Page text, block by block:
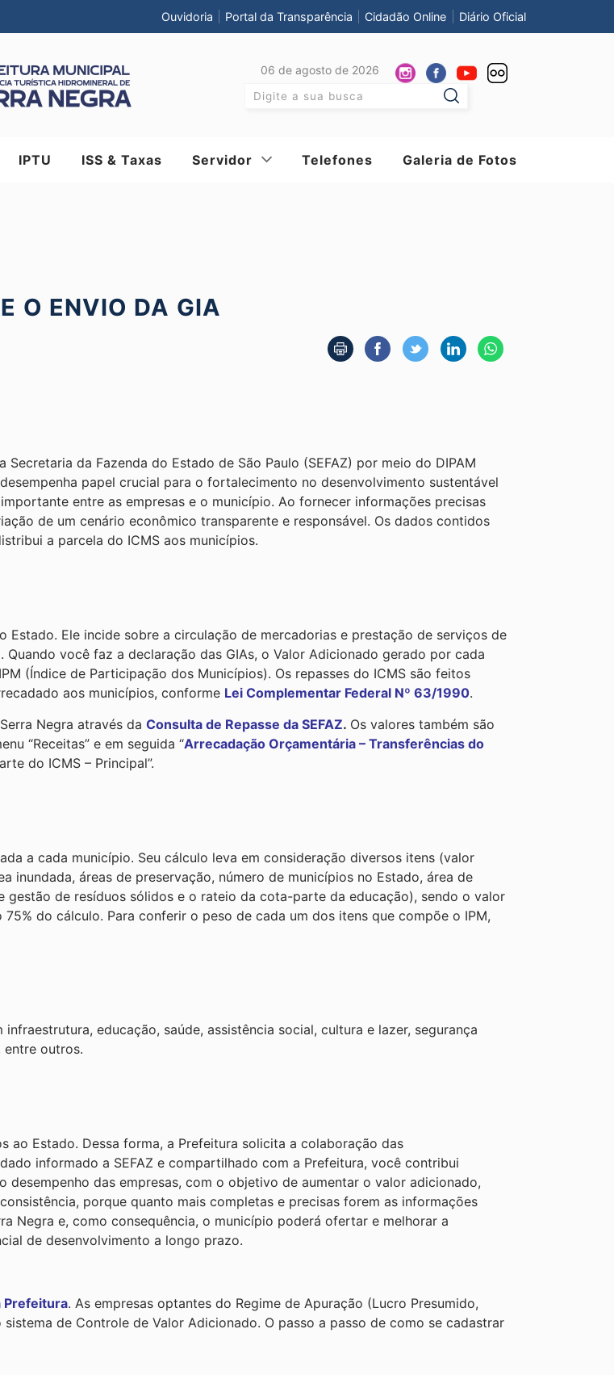
Ouvidoria Portal da Transparência Cidadão Online Diário Oficial
06 de agosto de 2026
IPTU ISS & Taxas Servidor Telefones Galeria de Fotos
O ENVIO DA GIA
da Fazenda do Estado de São Paulo (SEFAZ) por meio do DIPAM
papel crucial para o fortalecimento no desenvolvimento sustentável
entre as empresas e o município. Ao fornecer informações precisas
de um cenário econômico transparente e responsável. Os dados contidos
a parcela do ICMS aos municípios.
Estado. Ele incide sobre a circulação de mercadorias e prestação de serviços de
você faz a declaração das GIAs, o Valor Adicionado gerado por cada
(Índice de Participação dos Municípios). Os repasses do ICMS são feitos
aos municípios, conforme Lei Complementar Federal Nº 63/1990.
Negra através da Consulta de Repasse da SEFAZ. Os valores também são
“Receitas” e em seguida “Arrecadação Orçamentária – Transferências do
do ICMS – Principal”.
a cada município. Seu cálculo leva em consideração diversos itens (valor
inundada, áreas de preservação, número de municípios no Estado, área de
de resíduos sólidos e o rateio da cota-parte da educação), sendo o valor
do cálculo. Para conferir o peso de cada um dos itens que compõe o IPM,
educação, saúde, assistência social, cultura e lazer, segurança
entre outros.
ao Estado. Dessa forma, a Prefeitura solicita a colaboração das
informado a SEFAZ e compartilhado com a Prefeitura, você contribui
desempenho das empresas, com o objetivo de aumentar o valor adicionado,
porque quanto mais completas e precisas forem as informações
Negra e, como consequência, o município poderá ofertar e melhorar a
de desenvolvimento a longo prazo.
Prefeitura. As empresas optantes do Regime de Apuração (Lucro Presumido,
de Controle de Valor Adicionado. O passo a passo de como se cadastrar